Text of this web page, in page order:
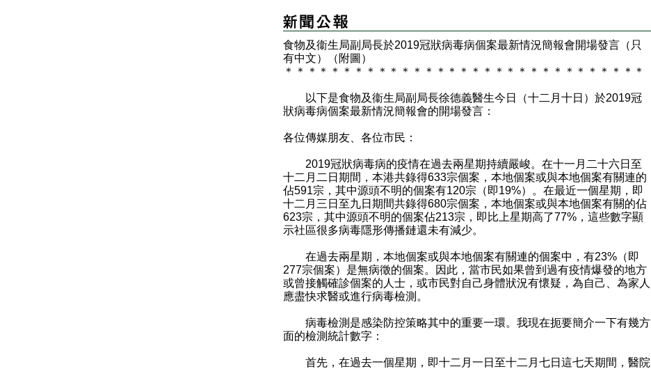
食物及衞生局副局長於2019冠狀病毒病個案最新情況簡報會開場發言（只
有中文）（附圖）
＊
＊ ＊ ＊ ＊ ＊ ＊ ＊ ＊ ＊ ＊ ＊ ＊ ＊ ＊ ＊ ＊ ＊ ＊ ＊ ＊ ＊ ＊ ＊ ＊ ＊ ＊ ＊ ＊ ＊ ＊
以下是食物及衞生局副局長徐德義醫生今日（十二月十日）於2019冠
狀病毒病個案最新情況簡報會的開場發言：
各位傳媒朋友、各位市民：
2019冠狀病毒病的疫情在過去兩星期持續嚴峻。在十一月二十六日至
十二月二日期間，本港共錄得633宗個案，本地個案或與本地個案有關連的
佔591宗，其中源頭不明的個案有120宗（即19%）。在最近一個星期，即
十二月三日至九日期間共錄得680宗個案，本地個案或與本地個案有關的佔
623宗，其中源頭不明的個案佔213宗，即比上星期高了77%，這些數字顯
示社區很多病毒隱形傳播鏈還未有減少。
​在過去兩星期，本地個案或與本地個案有關連的個案中，有23%（即
277宗個案）是無病徵的個案。因此，當市民如果曾到過有疫情爆發的地方
或曾接觸確診個案的人士，或市民對自己身體狀況有懷疑，為自己、為家人
應盡快求醫或進行病毒檢測。
病毒檢測是感染防控策略其中的重要一環。我現在扼要簡介一下有幾方
面的檢測統計數字：
首先，在過去一個星期，即十二月一日至十二月七日這七天期間，醫院